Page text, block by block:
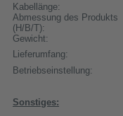
Kabellänge:
Abmessung des Produkts
(H/B/T):
Gewicht:
Lieferumfang:
Betriebseinstellung:
Sonstiges: